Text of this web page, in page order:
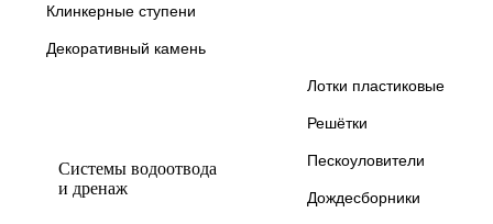
Клинкерные ступени
Декоративный камень
Системы водоотвода
и дренаж
Лотки пластиковые
Решётки
Пескоуловители
Дождесборники